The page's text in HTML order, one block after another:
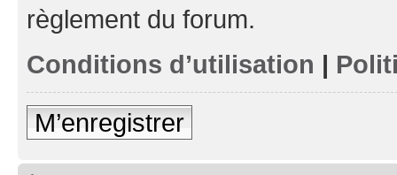
règlement du forum.
Conditions d’utilisation |
M’enregistrer